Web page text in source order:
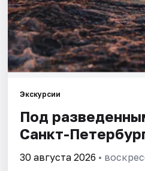
Экскурсии
Под
Санкт-
30 августа 2026 •